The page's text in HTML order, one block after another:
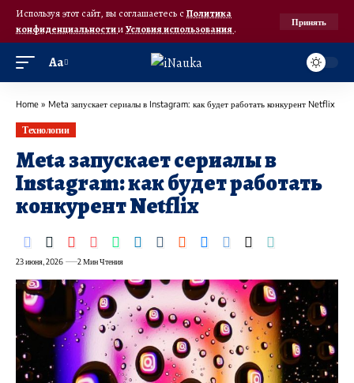
Используя этот сайт, вы соглашаетесь с Политика
конфиденциальностииУсловия использования.
Принять
Аа
Home » Meta запускает сериалы в Instagram: как будет работать конкурент Netflix
Технологии
Meta запускает сериалы в
Instagram: как будет работать
конкурент Netflix
23 июня, 2026 2 Мин Чтения